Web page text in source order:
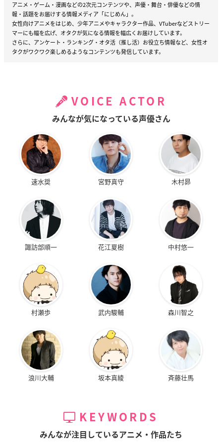
アニメ・ゲーム・漫画などの2次元コンテンツや、声優・舞台・俳優などの情
報・話題をお届けする情報メディア「にじめん」。
女性向けアニメをはじめ、少年アニメやキャラクター作品、VTuberなどストリー
マーにも幅を広げ、オタクが気になる情報を幅広くお届けしています。
さらに、アンケート・ランキング・オタ活（推し活）お役立ち情報など、女性オ
タクがワクワク楽しめるようなコンテンツも発信しています。
VOICE ACTOR
みんなが気になっている声優さん
速水奨 宮野真守 木村昴
諏訪部順一 花江夏樹 中村悠一
村瀬歩 武内駿輔 森川智之
浪川大輔 坂本真綾 斉藤壮馬
KEYWORDS
みんなが注目しているアニメ・作品たち